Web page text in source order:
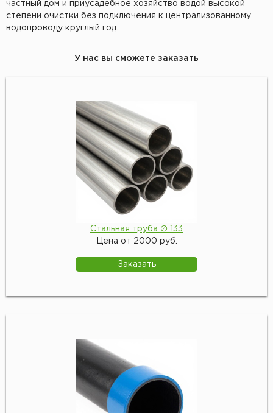
частный дом и приусадебное хозяйство водой высокой
степени очистки без подключения к централизованному
водопроводу круглый год.
У нас вы сможете заказать
Стальная труба ∅ 133
Цена от 2000 руб.
Заказать